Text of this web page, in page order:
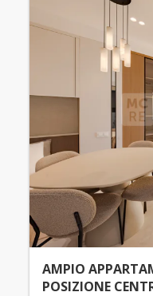
AMPIO
POSIZIONE